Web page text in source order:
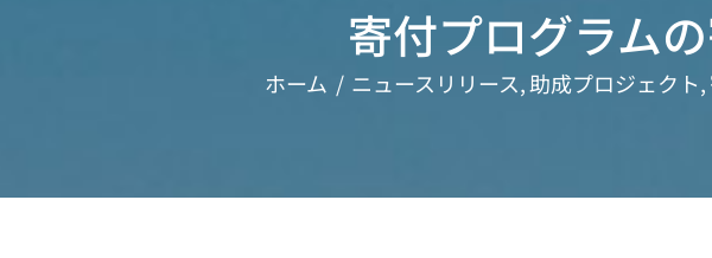
寄付プログラム
ホーム ニュースリリース 助成プロジェクト